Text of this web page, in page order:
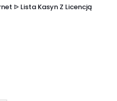
ᐉ Lista Kasyn Z Licencją